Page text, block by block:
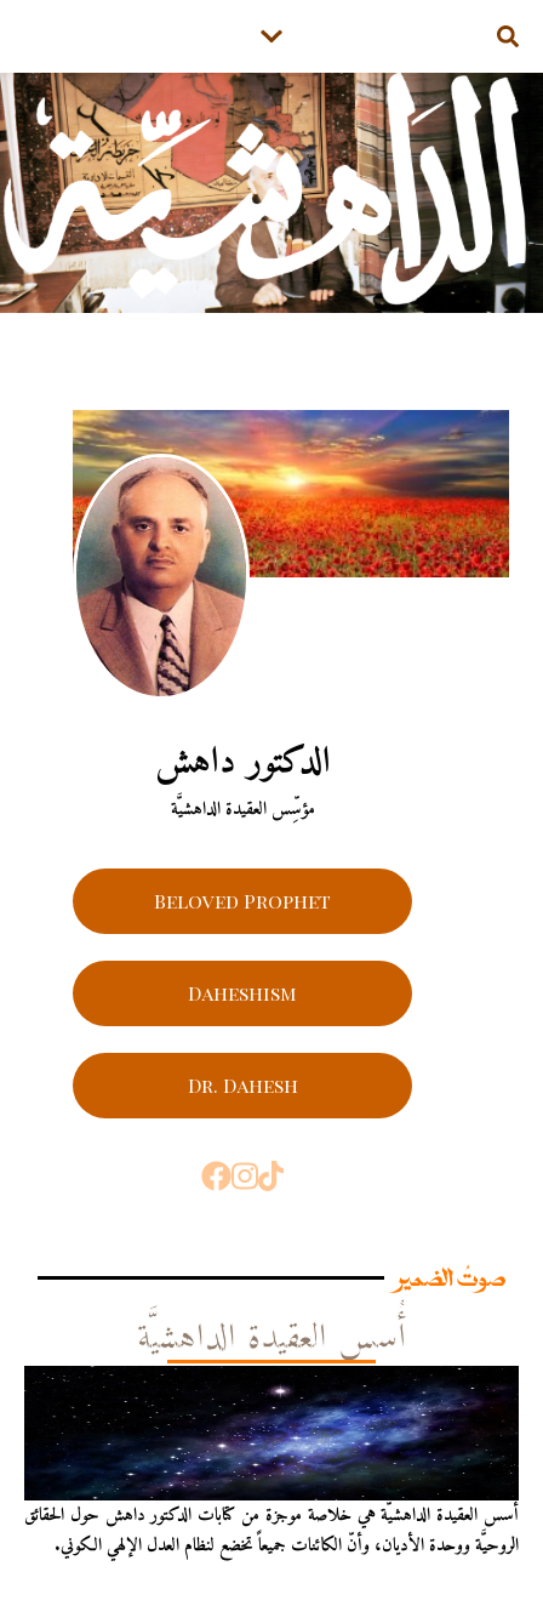
الدكتور داهش
مؤسِّس العقيدة الداهشيَّة
Beloved Prophet
Daheshism
Dr. Dahesh
صوتُ الضمير
أُسس العقيدة الداهشيَّة
أُسس العقيدة الداهشيّة هي خلاصة موجزة من كتابات الدكتور داهش حول الحقائق
الروحيَّة ووحدة الأديان، وأنّ الكائنات جميعاً تخضع لنظام العدل الإلهي الكوني.